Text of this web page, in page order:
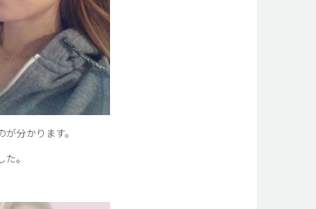
分かります。
。